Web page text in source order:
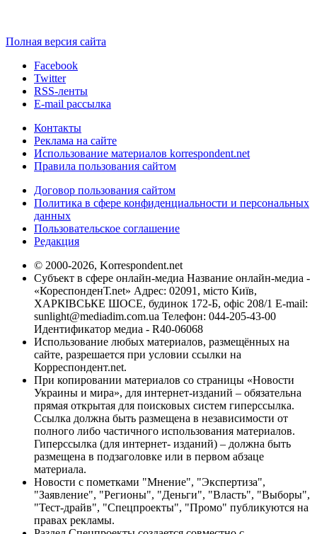
Полная версия сайта
Facebook
Twitter
RSS-ленты
E-mail рассылка
Контакты
Реклама на сайте
Использование материалов korrespondent.net
Правила пользования сайтом
Договор пользования сайтом
Политика в сфере конфиденциальности и персональных
данных
Пользовательское соглашение
Редакция
© 2000-2026, Korrespondent.net
Субъект в сфере онлайн-медиа Название онлайн-медиа -
«КореспонденТ.net» Адрес: 02091, місто Київ,
ХАРКІВСЬКЕ ШОСЕ, будинок 172-Б, офіс 208/1 E-mail:
sunlight@mediadim.com.ua Телефон: 044-205-43-00
Идентификатор медиа - R40-06068
Использование любых материалов, размещённых на
сайте, разрешается при условии ссылки на
Корреспондент.net.
При копировании материалов со страницы «Новости
Украины и мира», для интернет-изданий – обязательна
прямая открытая для поисковых систем гиперссылка.
Ссылка должна быть размещена в независимости от
полного либо частичного использования материалов.
Гиперссылка (для интернет- изданий) – должна быть
размещена в подзаголовке или в первом абзаце
материала.
Новости с пометками "Мнение", "Экспертиза",
"Заявление", "Регионы", "Деньги", "Власть", "Выборы",
"Тест-драйв", "Спецпроекты", "Промо" публикуются на
правах рекламы.